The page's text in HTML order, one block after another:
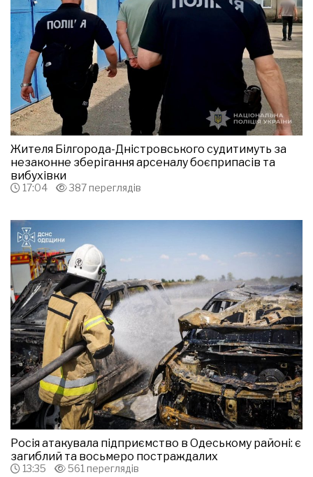
Жителя Білгорода-Дністровського судитимуть за
незаконне зберігання арсеналу боєприпасів та
вибухівки
17:04 387 переглядів
Росія атакувала підприємство в Одеському районі: є
загиблий та восьмеро постраждалих
13:35 561 переглядів